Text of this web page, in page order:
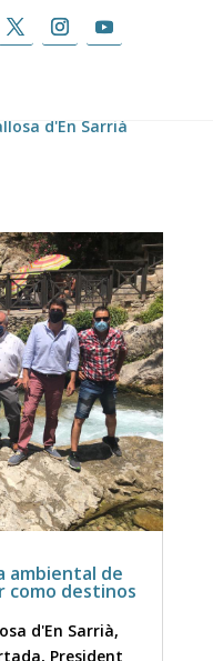
d'En Sarrià
ambiental de
como destinos
d'En Sarrià,
, President